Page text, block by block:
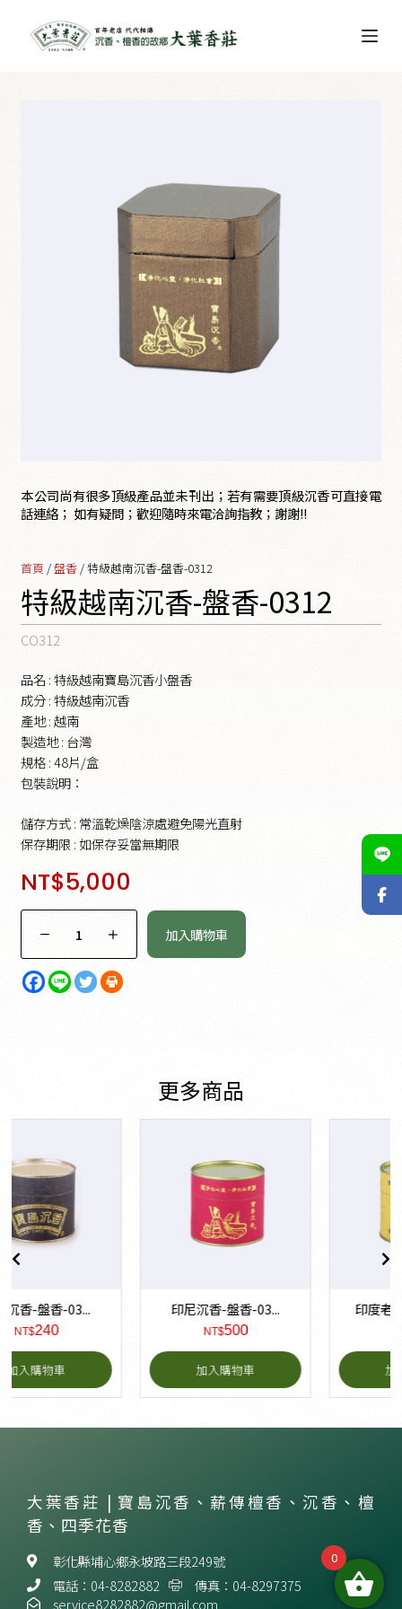
至
本公司尚有很多頂級產品並未刊出；若有需要頂級沉香可直接電
話連絡； 如有疑問；歡迎隨時來電洽詢指教；謝謝!!
首頁 /盤香 / 特級越南沉香-盤香-0312
特級越南沉香-盤香-0312
CO312
品名 : 特級越南寶島沉香小盤香
成分 : 特級越南沉香
產地 : 越南
製造地 : 台灣
規格 : 48片/盒
包裝說明：
儲存方式 : 常溫乾燥陰涼處避免陽光直射
保存期限 : 如保存妥當無期限
NT$5,000
加入購物車
更多商品
印尼沉香-盤香-03...
加入購物車
印度老山檀香-盤香-...
加入購物車
大葉香莊 | 寶島沉香、薪傳檀香、沉香、檀
香、四季花香
彰化縣埔心鄉永坡路三段249號
電話：04-8282882
傳真：04-8297375
service8282882@gmail.com
0